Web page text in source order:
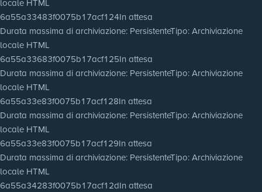
locale HTML
6a55a33483f0075b17acf124In attesa
Durata massima di archiviazione: PersistenteTipo: Archiviazione
locale HTML
6a55a33683f0075b17acf125In attesa
Durata massima di archiviazione: PersistenteTipo: Archiviazione
locale HTML
6a55a33e83f0075b17acf128In attesa
Durata massima di archiviazione: PersistenteTipo: Archiviazione
locale HTML
6a55a33e83f0075b17acf129In attesa
Durata massima di archiviazione: PersistenteTipo: Archiviazione
locale HTML
6a55a34283f0075b17acf12dIn attesa